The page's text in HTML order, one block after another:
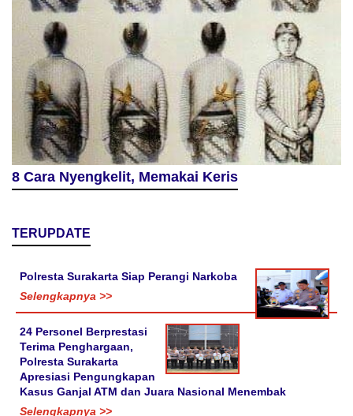
8 Cara Nyengkelit, Memakai Keris
TERUPDATE
Polresta Surakarta Siap Perangi Narkoba
Selengkapnya >>
24 Personel Berprestasi
Terima Penghargaan,
Polresta Surakarta
Apresiasi Pengungkapan
Kasus Ganjal ATM dan Juara Nasional Menembak
Selengkapnya >>